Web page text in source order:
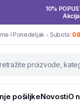
10%
I Ponedeljak - Subota:
pošiljkeNovostiO